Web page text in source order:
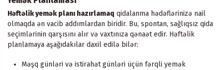
Həftəlik yemək planı hazırlamaq qidalanma hədəflərinizə nail
olmaqda ən vacib addımlardan biridir. Bu, spontan, sağlıqsız qida
seçimlərinin qarşısını alır və vaxtınıza qənaət edir. Həftəlik
planlamaya aşağıdakılar daxil edilə bilər:
Məşq günləri və istirahət günləri üçün fərqli yemək